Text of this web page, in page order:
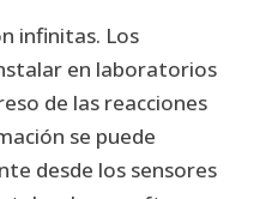
infinitas. Los
en laboratorios
de las reacciones
se puede
desde los sensores